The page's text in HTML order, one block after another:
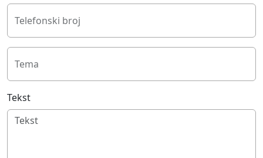
Telefonski broj
Tema
Tekst